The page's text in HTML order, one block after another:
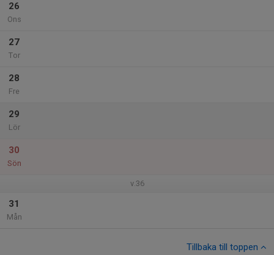
26
Ons
27
Tor
28
Fre
29
Lör
30
Sön
v.36
31
Mån
Tillbaka till toppen